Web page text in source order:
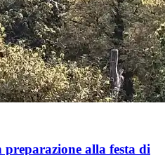
alla festa di